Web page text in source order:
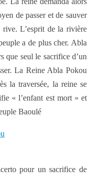
de passer et de sauver
rive. L’esprit de la rivière
a de plus cher. Abla
que seul le sacrifice d’un
La Reine Abla Pokou
la traversée, la reine se
« l’enfant est mort » et
Baoulé
pour un sacrifice de